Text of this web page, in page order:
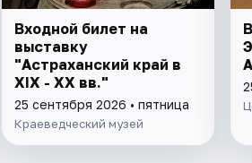
Входной билет на
выставку
"Астраханский край в
XIX - XX вв."
25 сентября 2026 • пятница
Краеведческий музей